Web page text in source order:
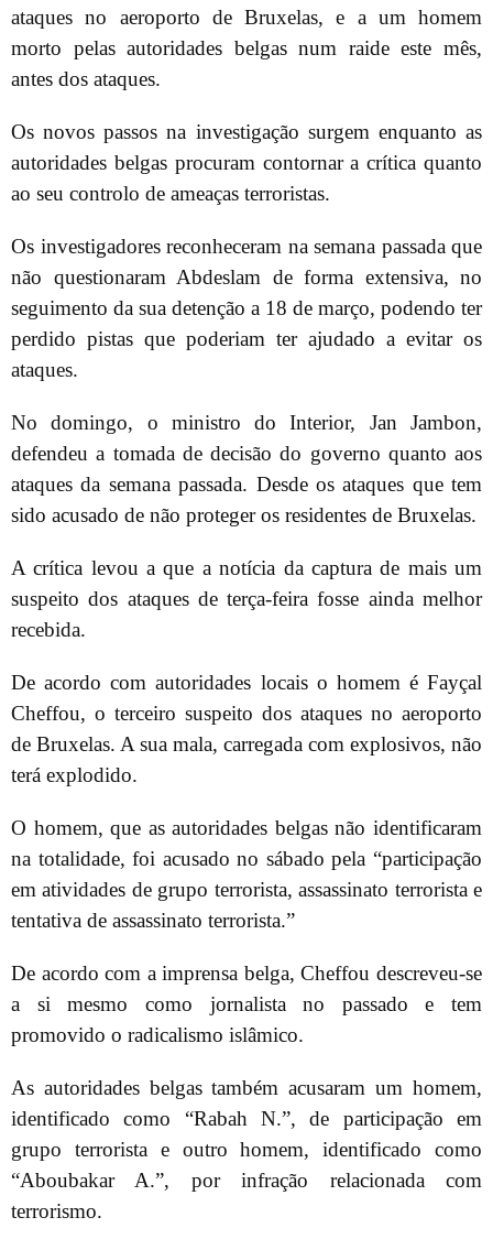
ataques no aeroporto de Bruxelas, e a um homem
morto pelas autoridades belgas num raide este mês,
antes dos ataques.
Os novos passos na investigação surgem enquanto as
autoridades belgas procuram contornar a crítica quanto
ao seu controlo de ameaças terroristas.
Os investigadores reconheceram na semana passada que
não questionaram Abdeslam de forma extensiva, no
seguimento da sua detenção a 18 de março, podendo ter
perdido pistas que poderiam ter ajudado a evitar os
ataques.
No domingo, o ministro do Interior, Jan Jambon,
defendeu a tomada de decisão do governo quanto aos
ataques da semana passada. Desde os ataques que tem
sido acusado de não proteger os residentes de Bruxelas.
A crítica levou a que a notícia da captura de mais um
suspeito dos ataques de terça-feira fosse ainda melhor
recebida.
De acordo com autoridades locais o homem é Fayçal
Cheffou, o terceiro suspeito dos ataques no aeroporto
de Bruxelas. A sua mala, carregada com explosivos, não
terá explodido.
O homem, que as autoridades belgas não identificaram
na totalidade, foi acusado no sábado pela “participação
em atividades de grupo terrorista, assassinato terrorista e
tentativa de assassinato terrorista.”
De acordo com a imprensa belga, Cheffou descreveu-se
a si mesmo como jornalista no passado e tem
promovido o radicalismo islâmico.
As autoridades belgas também acusaram um homem,
identificado como “Rabah N.”, de participação em
grupo terrorista e outro homem, identificado como
“Aboubakar A.”, por infração relacionada com
terrorismo.